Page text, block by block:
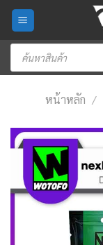
Skip
content
Products
search
หน้าหลัก /